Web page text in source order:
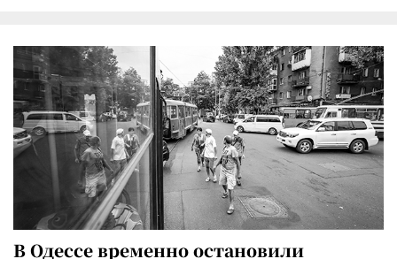
В Одессе временно остановили